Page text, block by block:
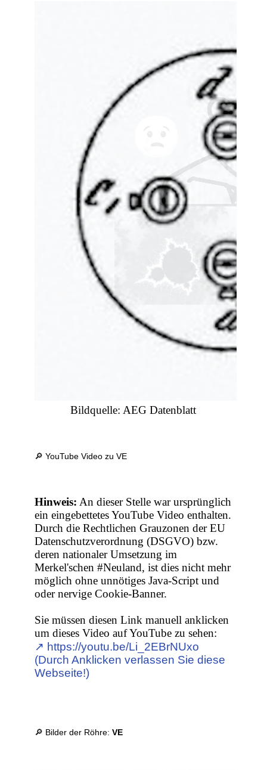
Bildquelle: AEG Datenblatt
🔎 YouTube Video zu VE
Hinweis: An dieser Stelle war ursprünglich
ein eingebettetes YouTube Video enthalten.
Durch die Rechtlichen Grauzonen der EU
Datenschutzverordnung (DSGVO) bzw.
deren nationaler Umsetzung im
Merkel'schen #Neuland, ist dies nicht mehr
möglich ohne unnötiges Java-Script und
oder nervige Cookie-Banner.
Sie müssen diesen Link manuell anklicken
um dieses Video auf YouTube zu sehen:
↗︎ https://youtu.be/Li_2EBrNUxo
(Durch Anklicken verlassen Sie diese
Webseite!)
🔎 Bilder der Röhre:VE